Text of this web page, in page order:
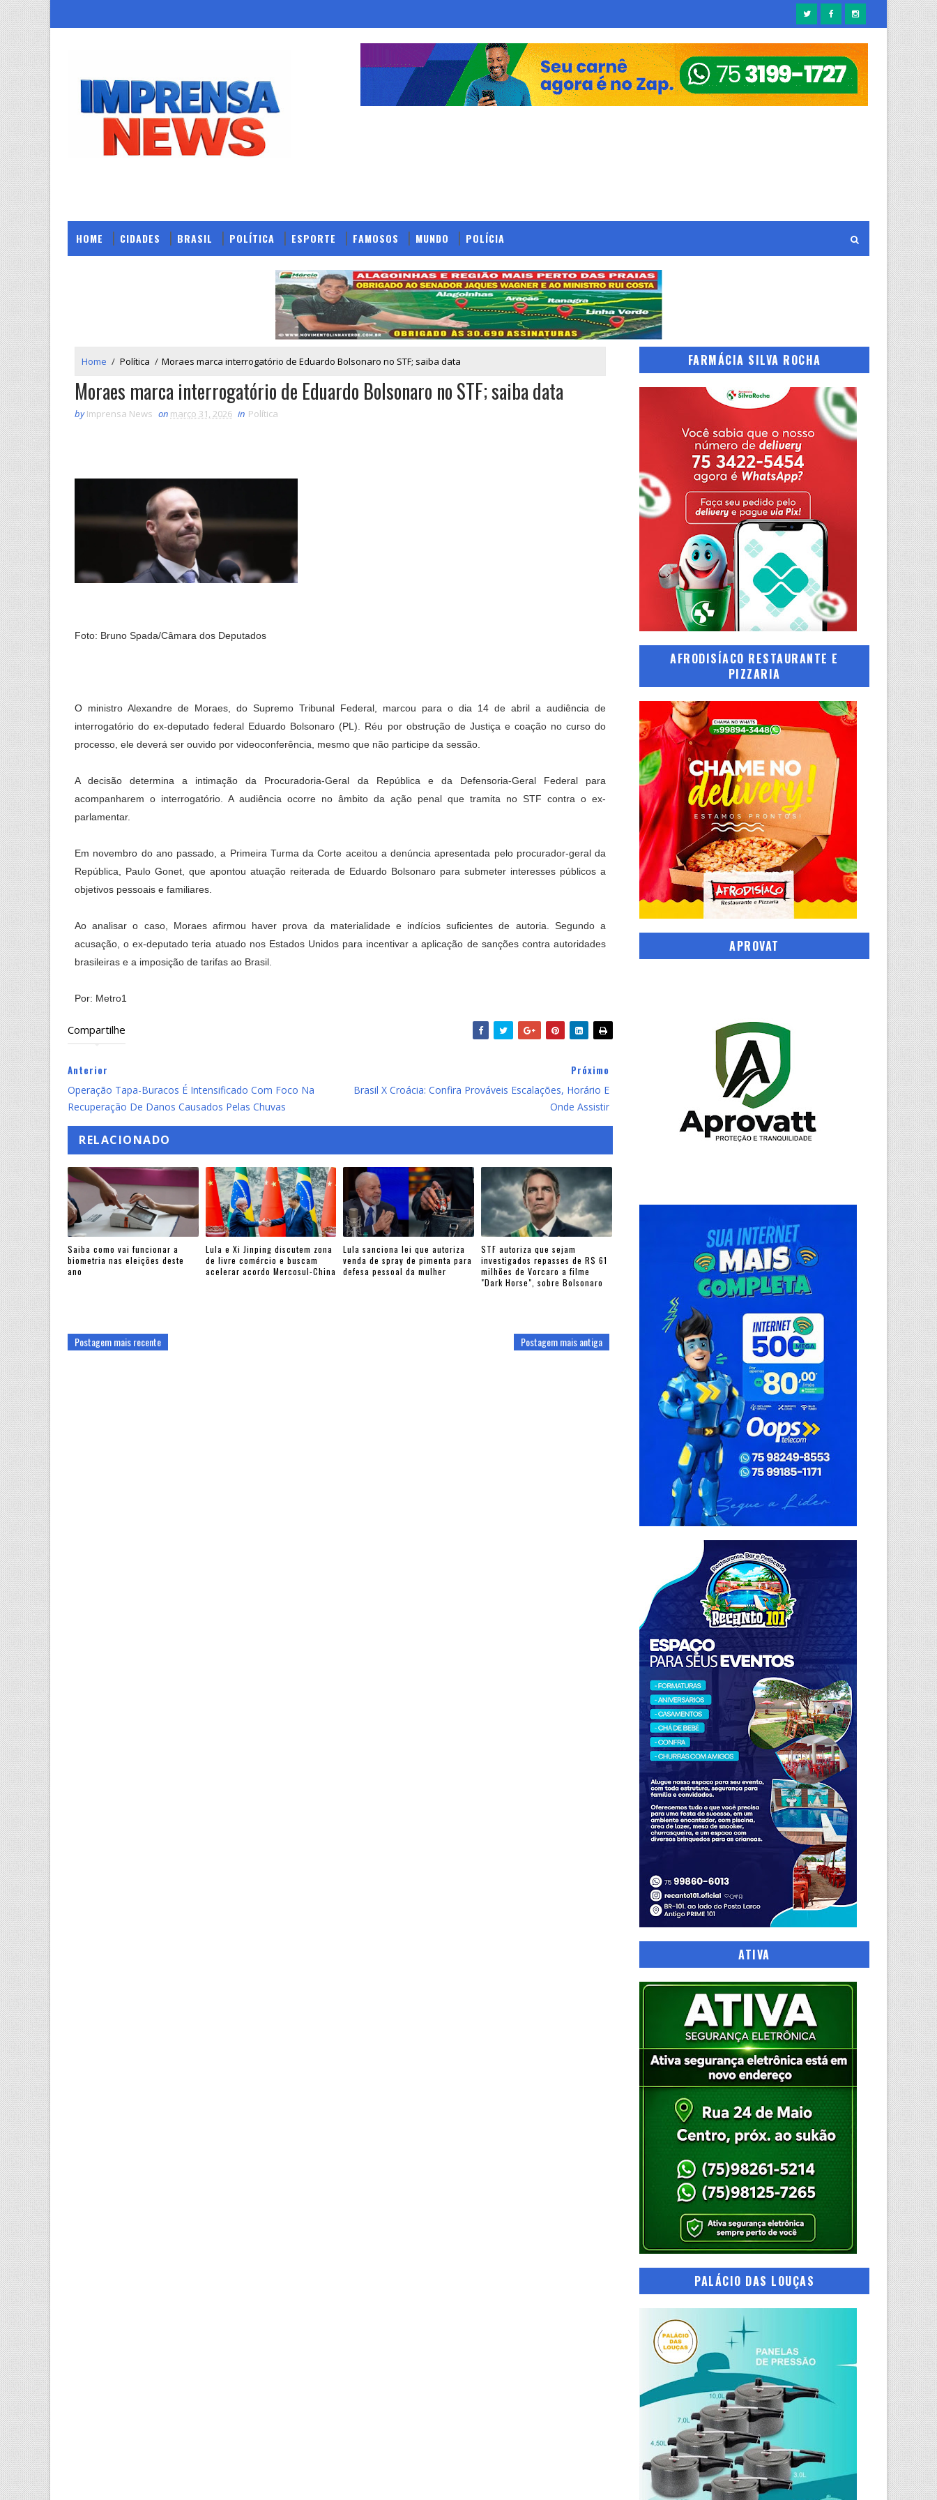
HOME CIDADES BRASIL POLÍTICA ESPORTE FAMOSOS MUNDO POLÍCIA
Home / Política / Moraes marca interrogatório de Eduardo Bolsonaro no STF; saiba data
Moraes marca interrogatório de Eduardo Bolsonaro no STF; saiba data
by Imprensa News on março 31, 2026 in Política
Foto: Bruno Spada/Câmara dos Deputados
O ministro Alexandre de Moraes, do Supremo Tribunal Federal, marcou para o dia 14 de abril a audiência de
interrogatório do ex-deputado federal Eduardo Bolsonaro (PL). Réu por obstrução de Justiça e coação no curso do
processo, ele deverá ser ouvido por videoconferência, mesmo que não participe da sessão.
A decisão determina a intimação da Procuradoria-Geral da República e da Defensoria-Geral Federal para
acompanharem o interrogatório. A audiência ocorre no âmbito da ação penal que tramita no STF contra o ex-
parlamentar.
Em novembro do ano passado, a Primeira Turma da Corte aceitou a denúncia apresentada pelo procurador-geral da
República, Paulo Gonet, que apontou atuação reiterada de Eduardo Bolsonaro para submeter interesses públicos a
objetivos pessoais e familiares.
Ao analisar o caso, Moraes afirmou haver prova da materialidade e indícios suficientes de autoria. Segundo a
acusação, o ex-deputado teria atuado nos Estados Unidos para incentivar a aplicação de sanções contra autoridades
brasileiras e a imposição de tarifas ao Brasil.
Por: Metro1
Compartilhe
Anterior
Operação Tapa-Buracos É Intensificado Com Foco Na
Recuperação De Danos Causados Pelas Chuvas
Próximo
Brasil X Croácia: Confira Prováveis Escalações, Horário E
Onde Assistir
RELACIONADO
Saiba como vai funcionar a
biometria nas eleições deste
ano
Lula e Xi Jinping discutem zona
de livre comércio e buscam
acelerar acordo Mercosul-China
Lula sanciona lei que autoriza
venda de spray de pimenta para
defesa pessoal da mulher
STF autoriza que sejam
investigados repasses de R$ 61
milhões de Vorcaro a filme
"Dark Horse", sobre Bolsonaro
Postagem mais recente Postagem mais antiga
FARMÁCIA SILVA ROCHA
AFRODISÍACO RESTAURANTE E
PIZZARIA
APROVAT
ATIVA
PALÁCIO DAS LOUÇAS